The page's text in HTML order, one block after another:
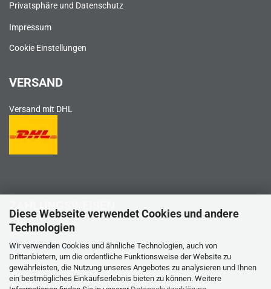
Diese Webseite verwendet Cookies und andere
Technologien
Wir verwenden Cookies und ähnliche Technologien, auch von
Drittanbietern, um die ordentliche Funktionsweise der Website zu
gewährleisten, die Nutzung unseres Angebotes zu analysieren und Ihnen
ein bestmögliches Einkaufserlebnis bieten zu können. Weitere
Privatsphäre und Datenschutz
Impressum
Cookie Einstellungen
VERSAND
Versand mit DHL
ZAHLUNGSWEISEN
PayPal